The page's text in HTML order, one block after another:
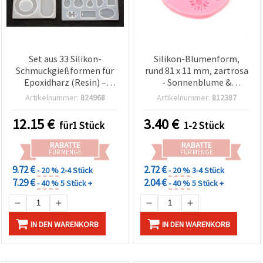
Set aus 33 Silikon-
Schmuckgießformen für
Epoxidharz (Resin) –
gemischtes Sortiment
Artikelnummer: 824968
12.15€ für1 Stück
RABATTE
FÜR MENGE
9.72 €- 20 % 2-4 Stück
7.29 €- 40 %5 Stück +
IN DEN WARENKORB
Silikon-Blumenform,
rund 81 x 11 mm, zartrosa
- Sonnenblume &
Gänseblümchen
Fondant, Blütenpaste,
Harz (Resin) & Polymer
Clay
Artikelnummer: 812387
3.40€ 1-2 Stück
RABATTE
FÜR MENGE
2.72 €- 20 %3-4 Stück
2.04 €- 40 %5 Stück +
IN DEN WARENKORB